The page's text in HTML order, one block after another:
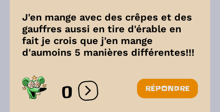
J'en mange avec des crêpes et des
gauffres aussi en tire d'érable en
fait je crois que j'en mange
d'aumoins 5 manières différentes!!!
0 Ouvrir les réactions
RÉPONDRE